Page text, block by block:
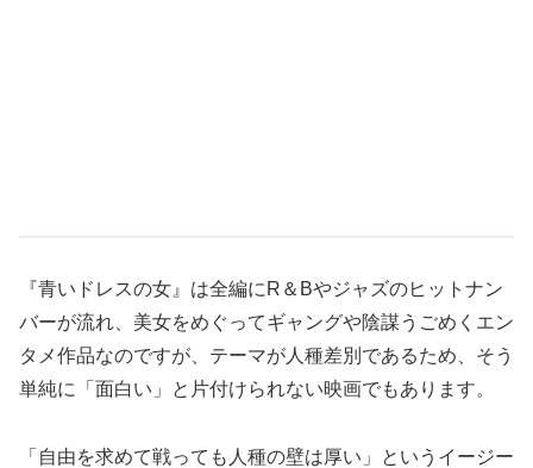
『青いドレスの女』は全編にR＆Bやジャズのヒットナン
バーが流れ、美女をめぐってギャングや陰謀うごめくエン
タメ作品なのですが、テーマが人種差別であるため、そう
単純に「面白い」と片付けられない映画でもあります。
「自由を求めて戦っても人種の壁は厚い」というイージー